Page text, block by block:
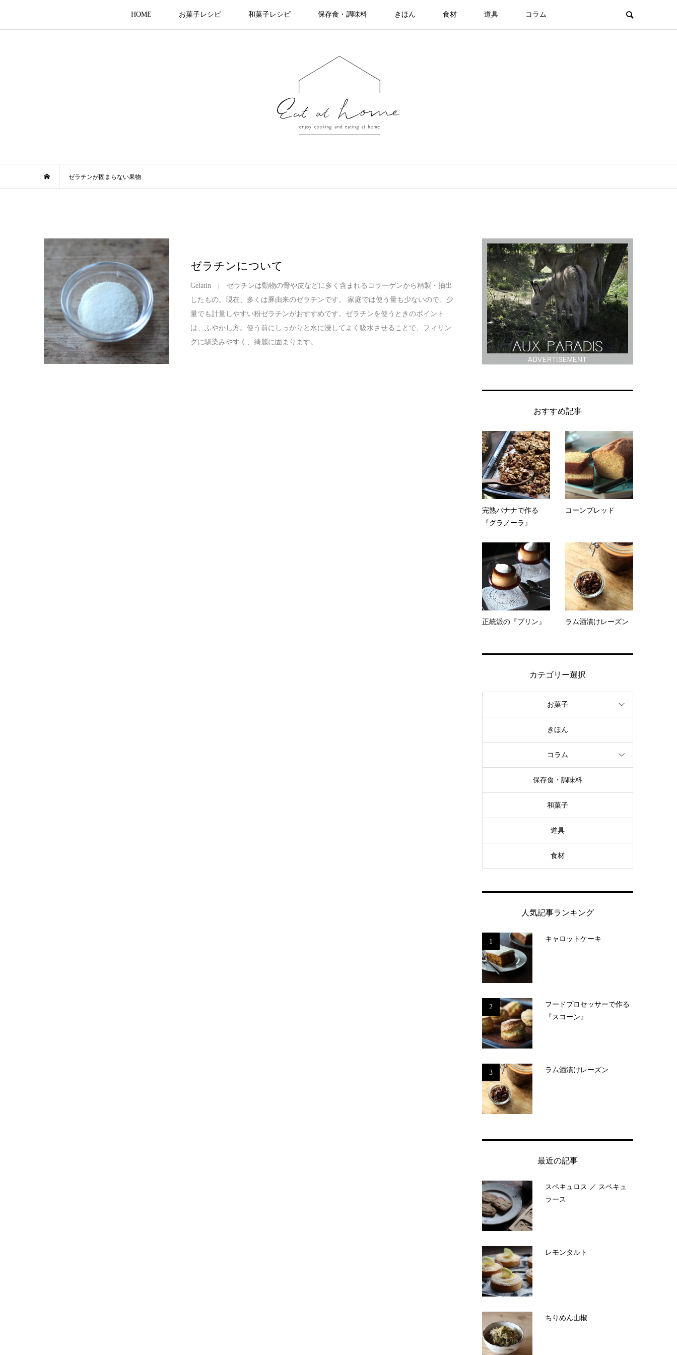
HOME お菓子レシピ 和菓子レシピ 保存食・調味料 きほん 食材 道具 コラム
ゼラチンが固まらない果物
ゼラチンについて
Gelatin | ゼラチンは動物の骨や皮などに多く含まれるコラーゲンから精製・抽出
したもの。現在、多くは豚由来のゼラチンです。 家庭では使う量も少ないので、少
量でも計量しやすい粉ゼラチンがおすすめです。ゼラチンを使うときのポイント
は、ふやかし方。使う前にしっかりと水に浸してよく吸水させることで、フィリン
グに馴染みやすく、綺麗に固まります。
おすすめ記事
完熟バナナで作る
『グラノーラ』
コーンブレッド
正統派の『プリン』 ラム酒漬けレーズン
カテゴリー選択
お菓子
きほん
コラム
保存食・調味料
和菓子
道具
食材
人気記事ランキング
1 キャロットケーキ
2
フードプロセッサーで作る
『スコーン』
3 ラム酒漬けレーズン
最近の記事
スペキュロス ／ スペキュ
ラース
レモンタルト
ちりめん山椒